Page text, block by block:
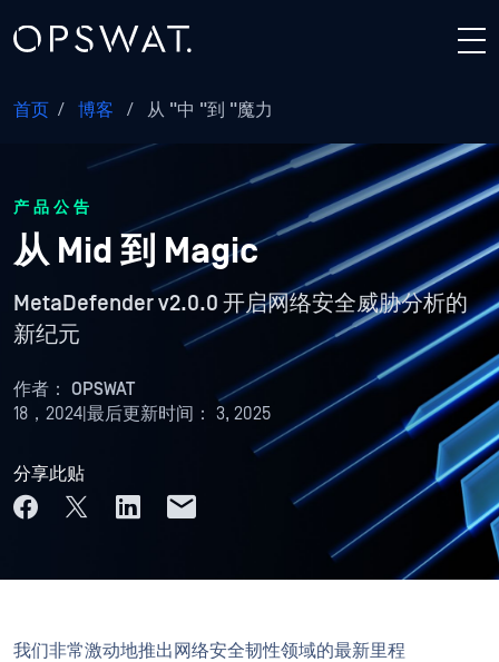
首页 / 博客 / 从 "中 "到 "魔力
产品公告
从 Mid 到 Magic
MetaDefender v2.0.0 开启网络安全威胁分析的
新纪元
作者： OPSWAT
18，2024 最后更新时间： 3, 2025
分享此贴
我们非常激动地推出网络安全韧性领域的最新里程